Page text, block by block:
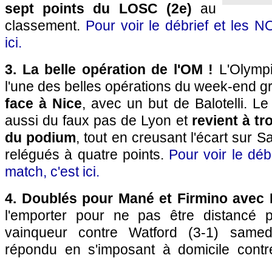
sept points du LOSC (2e) au
classement. Pour voir le débrief et les
ici.
3. La belle opération de l'OM !
l'une des belles opérations du week-end
face à Nice, avec un but de Balotelli.
aussi du faux pas de Lyon et revient à
du podium, tout en creusant l'écart sur
relégués à quatre points. Pour voir le
match, c'est ici.
4. Doublés pour Mané et Firmino
l'emporter pour ne pas être distancé
vainqueur contre Watford (3-1)
répondu en s'imposant à domicile